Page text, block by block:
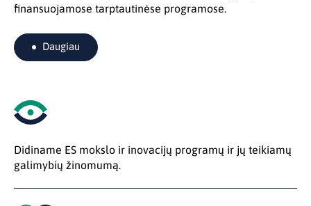
finansuojamose tarptautinėse programose.
Daugiau
Didiname ES mokslo ir inovacijų programų ir jų teikiamų
galimybių žinomumą.